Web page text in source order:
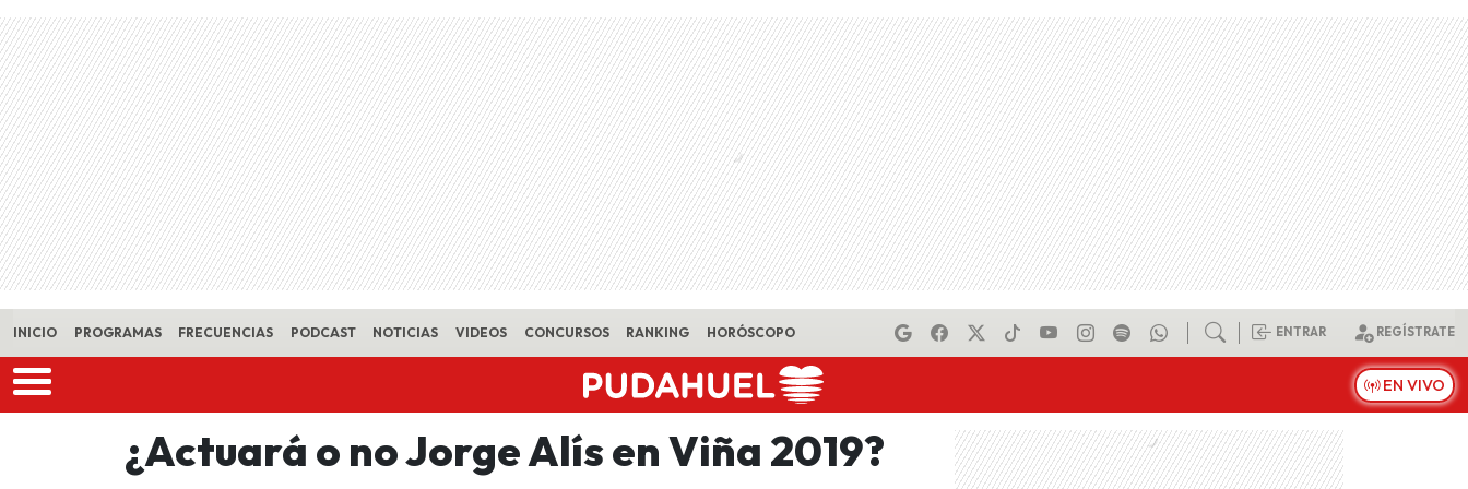
Skip to main content
INICIO PROGRAMAS FRECUENCIAS PODCAST NOTICIAS VIDEOS CONCURSOS RANKING HORÓSCOPO ENTRAR REGÍSTRATE
EN VIVO
¿Actuará o no Jorge Alís en Viña 2019?